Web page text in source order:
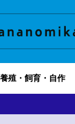
養殖・飼育・自作